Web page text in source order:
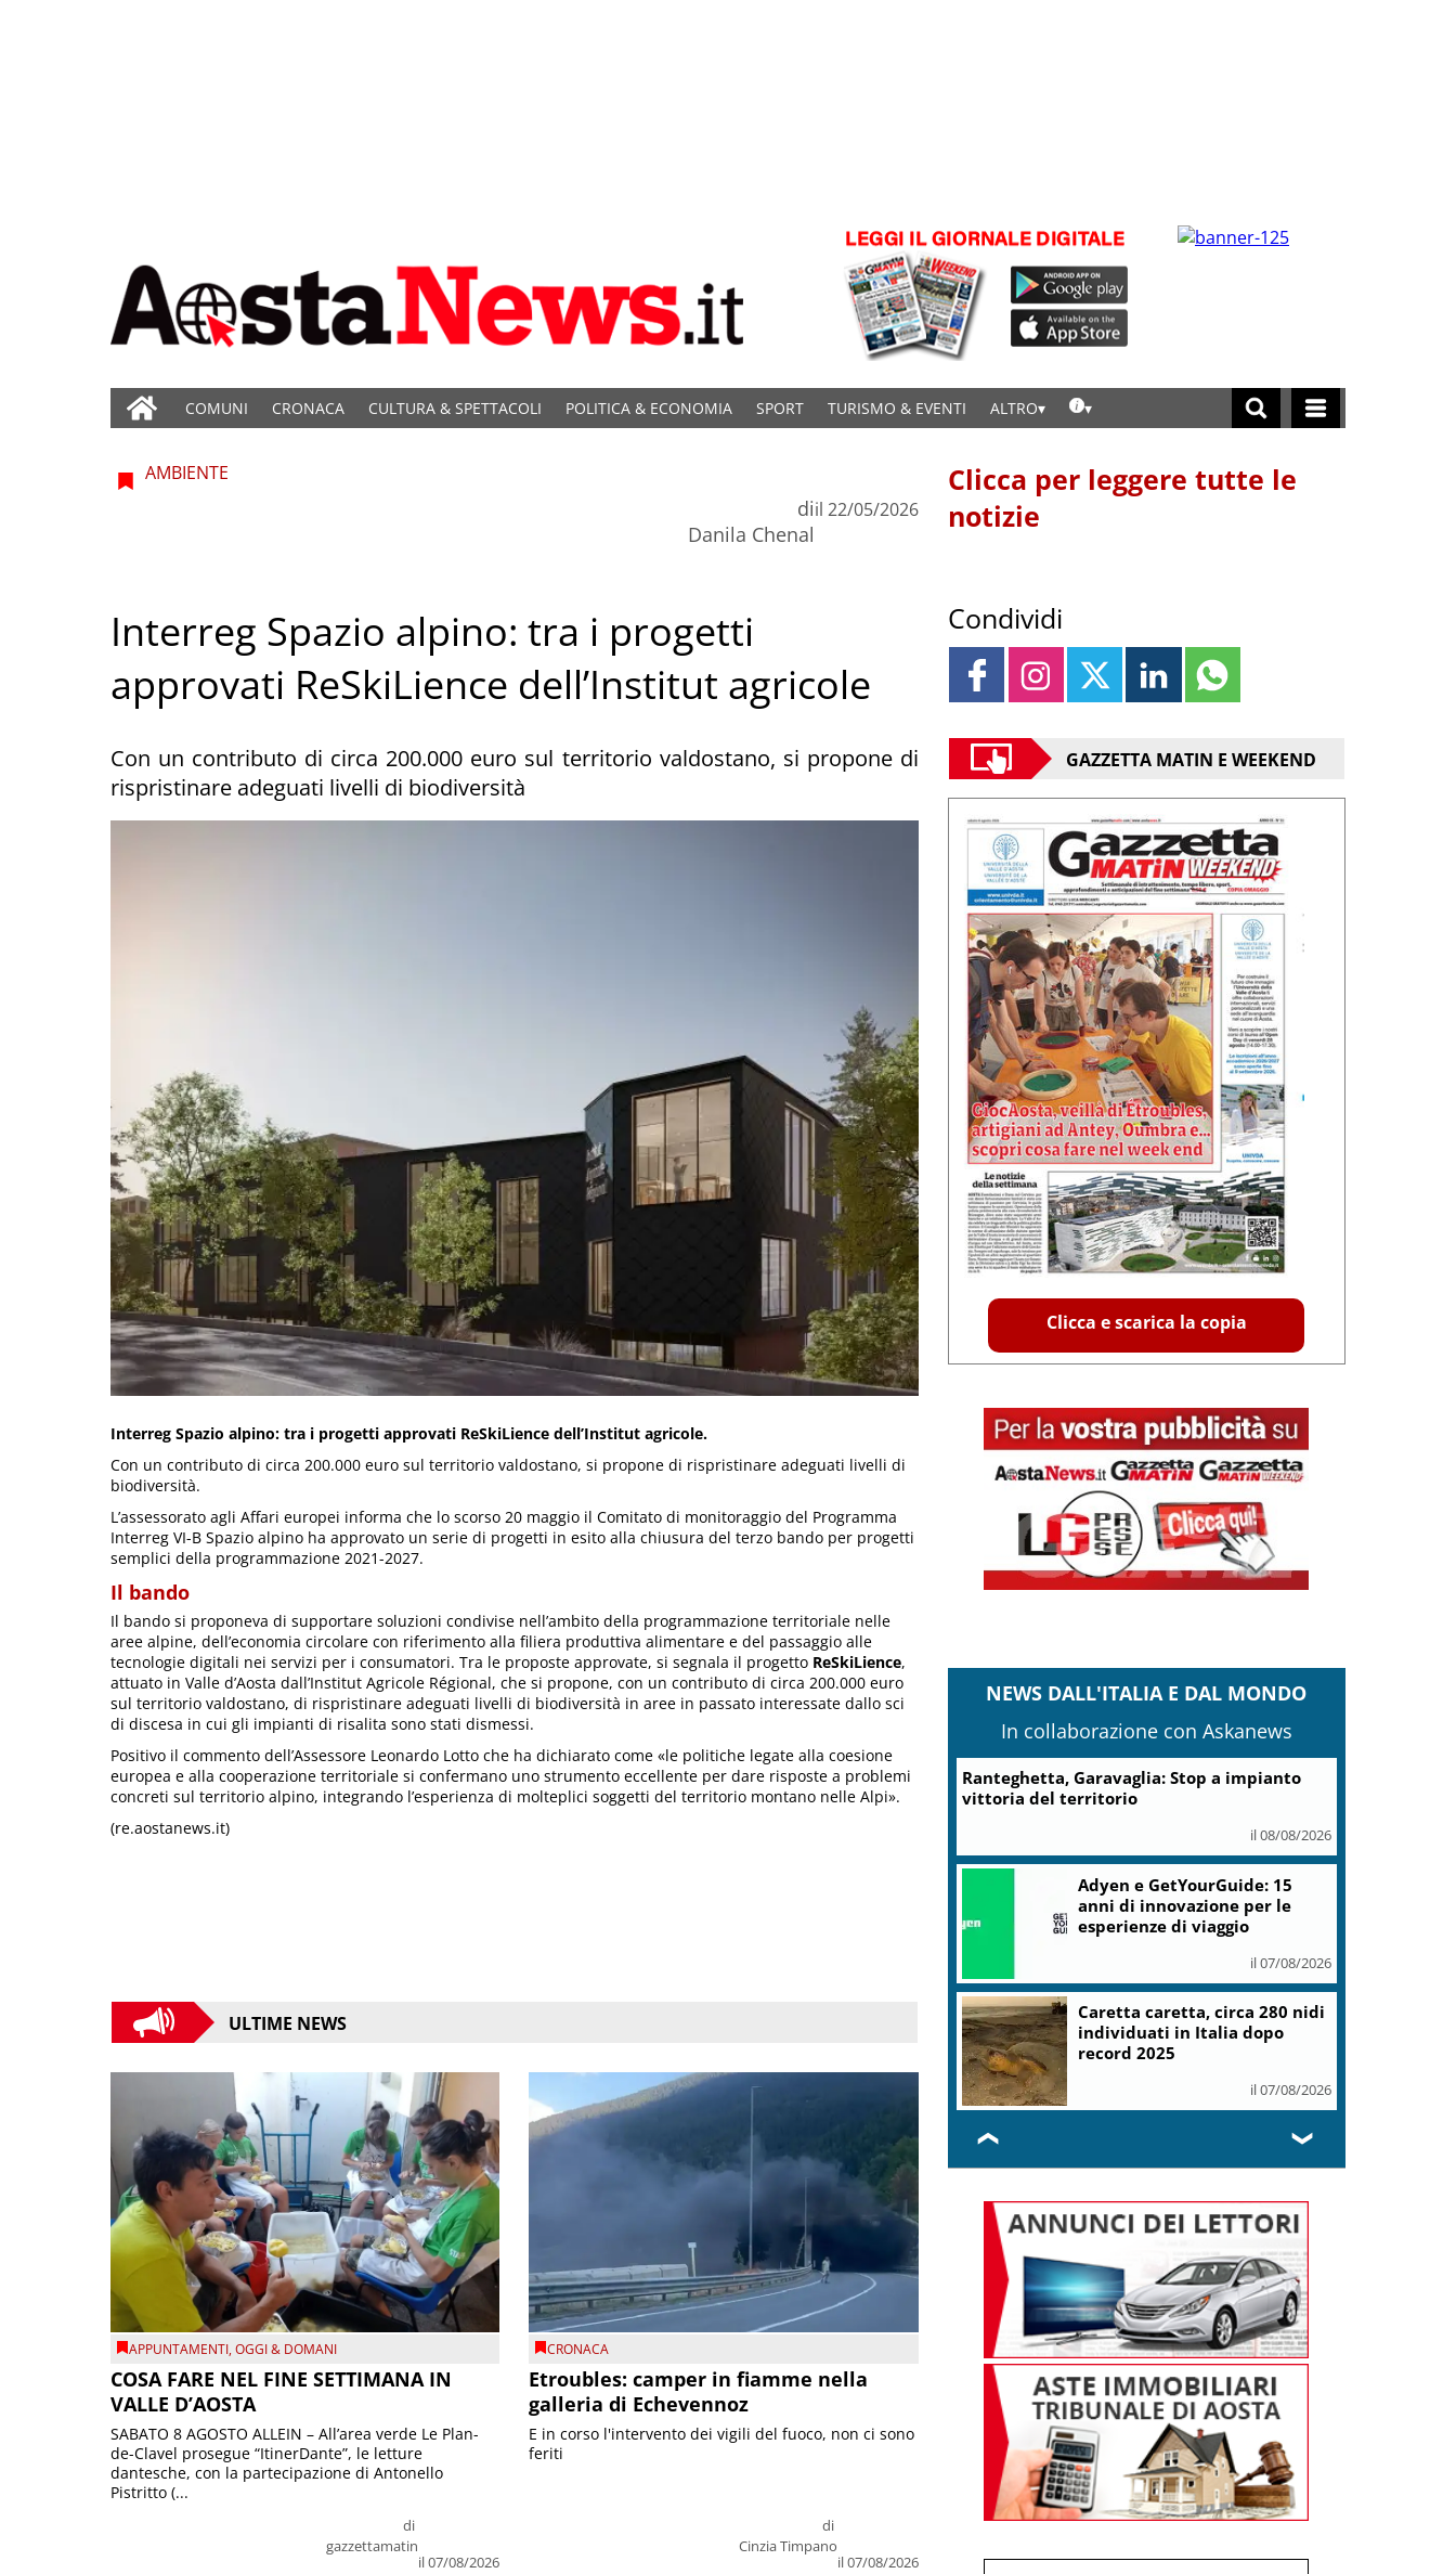
COMUNI CRONACA CULTURA & SPETTACOLI POLITICA & ECONOMIA SPORT TURISMO & EVENTI ALTRO
AMBIENTE
di
Danila Chenal
il 22/05/2026
Interreg Spazio alpino: tra i progetti
approvati ReSkiLience dell’Institut agricole
Con un contributo di circa 200.000 euro sul territorio valdostano, si propone di
rispristinare adeguati livelli di biodiversità
Interreg Spazio alpino: tra i progetti approvati ReSkiLience dell’Institut agricole.
Con un contributo di circa 200.000 euro sul territorio valdostano, si propone di rispristinare adeguati livelli di
biodiversità.
L’assessorato agli Affari europei informa che lo scorso 20 maggio il Comitato di monitoraggio del Programma
Interreg VI-B Spazio alpino ha approvato un serie di progetti in esito alla chiusura del terzo bando per progetti
semplici della programmazione 2021-2027.
Il bando
Il bando si proponeva di supportare soluzioni condivise nell’ambito della programmazione territoriale nelle
aree alpine, dell’economia circolare con riferimento alla filiera produttiva alimentare e del passaggio alle
tecnologie digitali nei servizi per i consumatori. Tra le proposte approvate, si segnala il progetto ReSkiLience,
attuato in Valle d’Aosta dall’Institut Agricole Régional, che si propone, con un contributo di circa 200.000 euro
sul territorio valdostano, di rispristinare adeguati livelli di biodiversità in aree in passato interessate dallo sci
di discesa in cui gli impianti di risalita sono stati dismessi.
Positivo il commento dell’Assessore Leonardo Lotto che ha dichiarato come «le politiche legate alla coesione
europea e alla cooperazione territoriale si confermano uno strumento eccellente per dare risposte a problemi
concreti sul territorio alpino, integrando l’esperienza di molteplici soggetti del territorio montano nelle Alpi».
(re.aostanews.it)
ULTIME NEWS
APPUNTAMENTI,OGGI & DOMANI
COSA FARE NEL FINE SETTIMANA IN
VALLE D’AOSTA
di
gazzettamatin
il 07/08/2026
SABATO 8 AGOSTO ALLEIN – All’area verde Le Plan-
de-Clavel prosegue “ItinerDante”, le letture
dantesche, con la partecipazione di Antonello
Pistritto (...
CRONACA
Etroubles: camper in fiamme nella
galleria di Echevennoz
di
Cinzia Timpano
il 07/08/2026
E in corso l'intervento dei vigili del fuoco, non ci sono
feriti
Clicca per leggere tutte le
notizie
Condividi
GAZZETTA MATIN E WEEKEND
Clicca e scarica la copia
NEWS DALL'ITALIA E DAL MONDO
In collaborazione con Askanews
Ranteghetta, Garavaglia: Stop a impianto
vittoria del territorio
il 08/08/2026
Adyen e GetYourGuide: 15
anni di innovazione per le
esperienze di viaggio
il 07/08/2026
Caretta caretta, circa 280 nidi
individuati in Italia dopo
record 2025
il 07/08/2026
❮ ❯